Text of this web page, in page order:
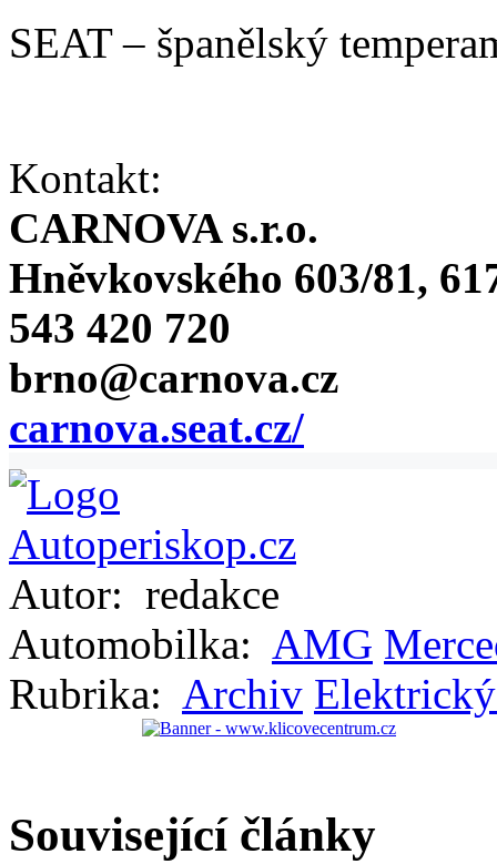
SEAT – španělský
Kontakt:
CARNOVA s.r.o.
Hněvkovského 603/81,
543 420 720
brno@carnova.cz
carnova.seat.cz/
Autor: redakce
Automobilka: AMG
Rubrika: Archiv
Související články